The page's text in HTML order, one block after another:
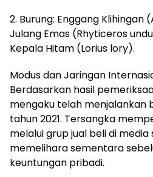
2. Burung: Enggang Klihingan
Julang Emas (Rhyticeros
Kepala Hitam (Lorius lory).
Modus dan Jaringan
Berdasarkan hasil
mengaku telah menjalankan
tahun 2021. Tersangka
melalui grup jual beli di
memelihara sementara
keuntungan pribadi.